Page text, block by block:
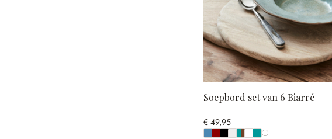
Soepbord set van 6 Biarré
€ 49,95